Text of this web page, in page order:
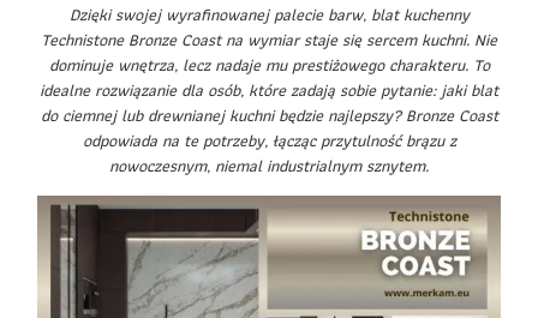
Dzięki swojej wyrafinowanej palecie barw, blat kuchenny
Technistone Bronze Coast na wymiar staje się sercem kuchni. Nie
dominuje wnętrza, lecz nadaje mu prestiżowego charakteru. To
idealne rozwiązanie dla osób, które zadają sobie pytanie: jaki blat
do ciemnej lub drewnianej kuchni będzie najlepszy? Bronze Coast
odpowiada na te potrzeby, łącząc przytulność brązu z
nowoczesnym, niemal industrialnym sznytem.